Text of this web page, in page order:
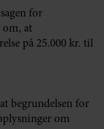
for
om, at
på 25.000 kr. til
begrundelsen for
om